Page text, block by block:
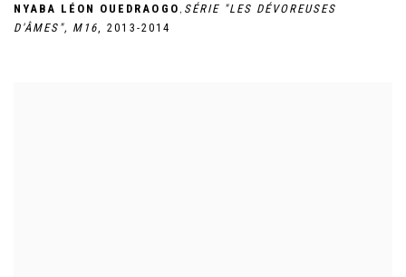
NYABA LÉON OUEDRAOGO , SÉRIE "LES DÉVOREUSES
D'ÂMES", M16,2013-2014